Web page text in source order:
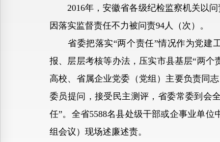
2016年，安徽省各级纪检监察机关以问
因落实监督责任不力被问责94人（次）。
省委把落实“两个责任”情况作为党建工
报、层层考核等办法，压实市县基层“两
高校、省属企业党委（党组）主要负责同
委员提问，接受民主测评，省委常委到会
任”。全省5588名县处级干部或企事业单
组会议）现场述廉述责。